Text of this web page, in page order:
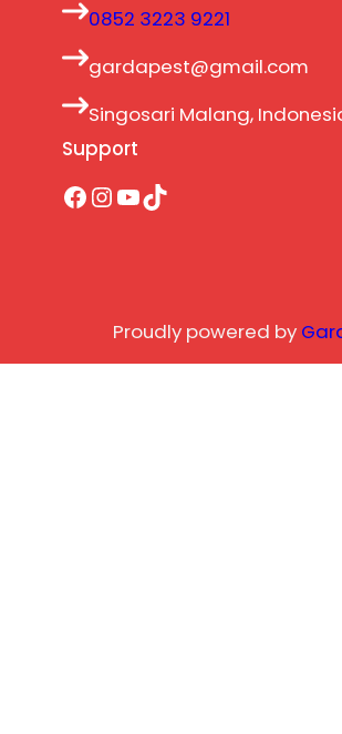
0852 3223 9221
gardapest@gmail.com
Singosari Malang,
Support
Facebook InstagramYouTube TikTok
Proudly powered by